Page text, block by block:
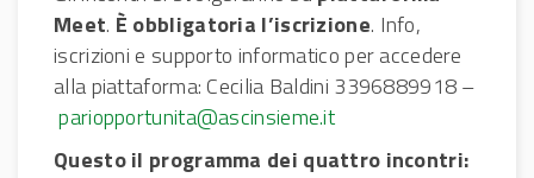
Meet. È obbligatoria l’iscrizione. Info,
iscrizioni e supporto informatico per accedere
alla piattaforma: Cecilia Baldini 3396889918 –
pariopportunita@ascinsieme.it
Questo il programma dei quattro incontri: